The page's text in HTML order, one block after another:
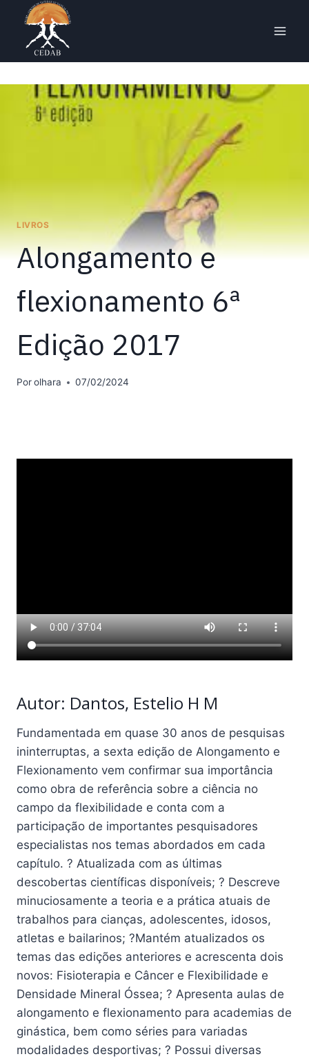
Conteúdo
LIVROS
Alongamento e
flexionamento 6ª
Edição 2017
Porolhara 07/02/2024
Autor: Dantos, Estelio H M
Fundamentada em quase 30 anos de pesquisas
ininterruptas, a sexta edição de Alongamento e
Flexionamento vem confirmar sua importância
como obra de referência sobre a ciência no
campo da flexibilidade e conta com a
participação de importantes pesquisadores
especialistas nos temas abordados em cada
capítulo. ? Atualizada com as últimas
descobertas científicas disponíveis; ? Descreve
minuciosamente a teoria e a prática atuais de
trabalhos para cianças, adolescentes, idosos,
atletas e bailarinos; ?Mantém atualizados os
temas das edições anteriores e acrescenta dois
novos: Fisioterapia e Câncer e Flexibilidade e
Densidade Mineral Óssea; ? Apresenta aulas de
alongamento e flexionamento para academias de
ginástica, bem como séries para variadas
modalidades desportivas; ? Possui diversas